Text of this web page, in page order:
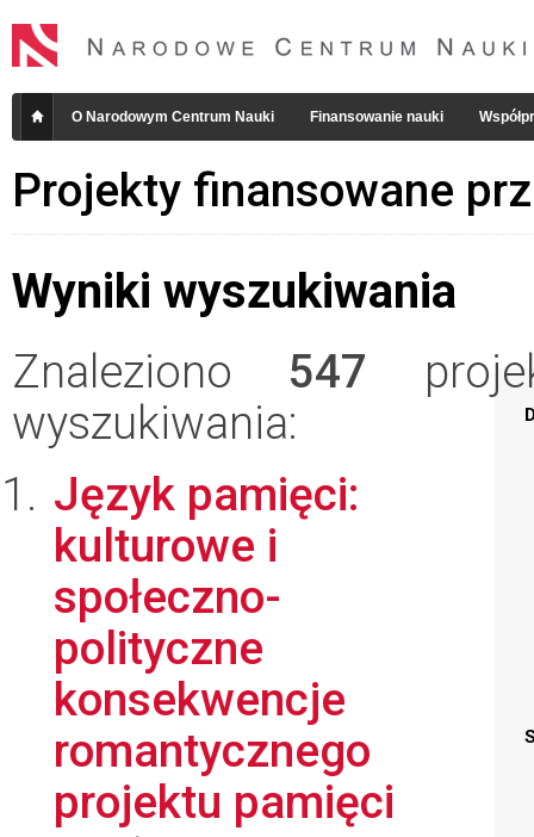
O Narodowym Centrum Nauki Finansowanie nauki
Projekty finansowane
Wyniki wyszukiwania
Znaleziono 547
wyszukiwania:
Język pamięci:
kulturowe i
społeczno-
polityczne
konsekwencje
romantycznego
projektu pamięci